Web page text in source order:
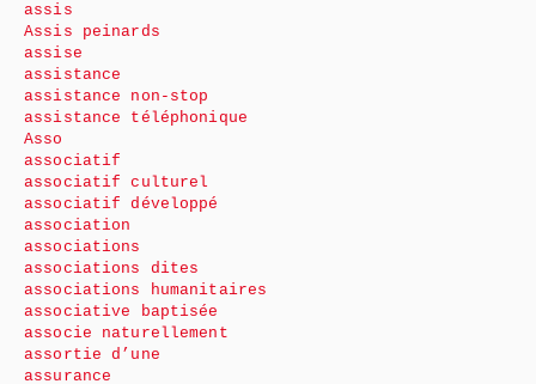
assis
Assis peinards
assise
assistance
assistance non-stop
assistance téléphonique
Asso
associatif
associatif culturel
associatif développé
association
associations
associations dites
associations humanitaires
associative baptisée
associe naturellement
assortie d’une
assurance